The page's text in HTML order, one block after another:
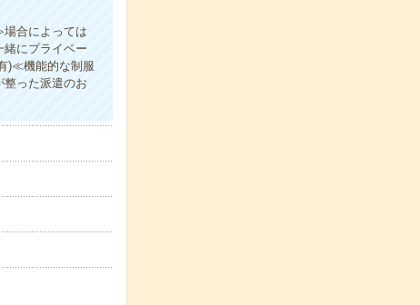
合によっては
にプライベー
)≪機能的な制服
った派遣のお